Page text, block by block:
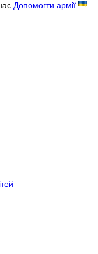
Допомогти армії